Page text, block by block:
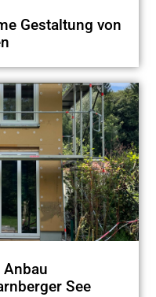
Gestaltung von
See